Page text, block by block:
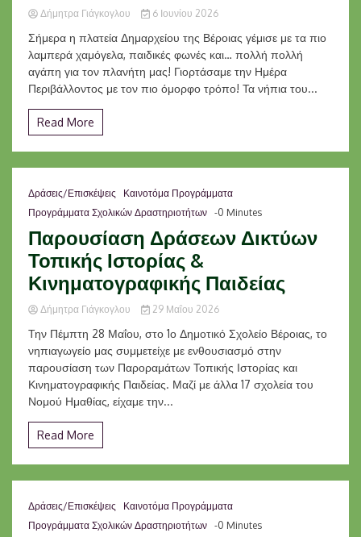
Δήμητρα Γιάγκογλου 6 Ιουνίου 2026
Σήμερα η πλατεία Δημαρχείου της Βέροιας γέμισε με τα πιο
λαμπερά χαμόγελα, παιδικές φωνές και… πολλή πολλή
αγάπη για τον πλανήτη μας! Γιορτάσαμε την Ημέρα
Περιβάλλοντος με τον πιο όμορφο τρόπο! Τα νήπια του...
Read More
Δράσεις/Επισκέψεις
Καινοτόμα Προγράμματα
Προγράμματα Σχολικών Δραστηριοτήτων -0 Minutes
Παρουσίαση Δράσεων Δικτύων
Τοπικής Ιστορίας &
Κινηματογραφικής Παιδείας
Δήμητρα Γιάγκογλου 29 Μαΐου 2026
Την Πέμπτη 28 Μαΐου, στο 1ο Δημοτικό Σχολείο Βέροιας, το
νηπιαγωγείο μας συμμετείχε με ενθουσιασμό στην
παρουσίαση των Παροραμάτων Τοπικής Ιστορίας και
Κινηματογραφικής Παιδείας. Μαζί με άλλα 17 σχολεία του
Νομού Ημαθίας, είχαμε την...
Read More
Δράσεις/Επισκέψεις
Καινοτόμα Προγράμματα
Προγράμματα Σχολικών Δραστηριοτήτων -0 Minutes